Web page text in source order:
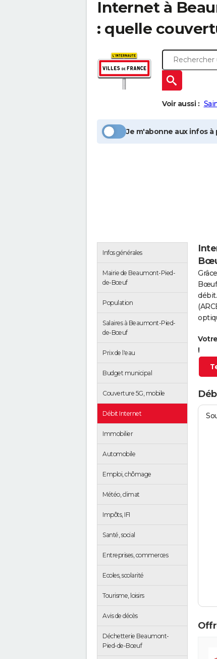
Internet à
: quelle
Voir aussi :
Je m'abonne aux infos à
Infos générales
Mairie de Beaumont-Pied-
de-Bœuf
Population
Salaires à Beaumont-Pied-
de-Bœuf
Prix de l'eau
Budget municipal
Couverture 5G, mobile
Débit Internet
Immobilier
Automobile
Emploi, chômage
Météo, climat
Impôts, IFI
Santé, social
Entreprises, commerces
Ecoles, scolarité
Tourisme, loisirs
Avis de décès
Déchetterie Beaumont-
Pied-de-Bœuf
Bœuf
!